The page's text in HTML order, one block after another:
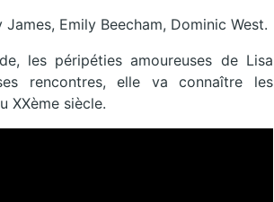
Emily Beecham, Dominic West.
les péripéties amoureuses de Lisa
rencontres, elle va connaître les
XXème siècle.